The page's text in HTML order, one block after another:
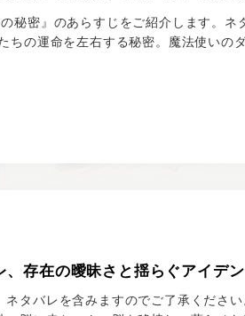
秘密』のあらすじをご紹介します。ネ
の運命を左右する秘密。魔法使いの
存在の曖昧さと揺らぐアイデ
タバレを含みますのでご了承くださ